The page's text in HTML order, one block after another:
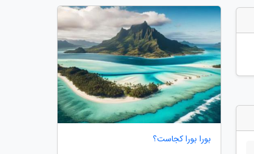
بورا بورا کجاست؟